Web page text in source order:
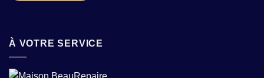
À VOTRE SERVICE